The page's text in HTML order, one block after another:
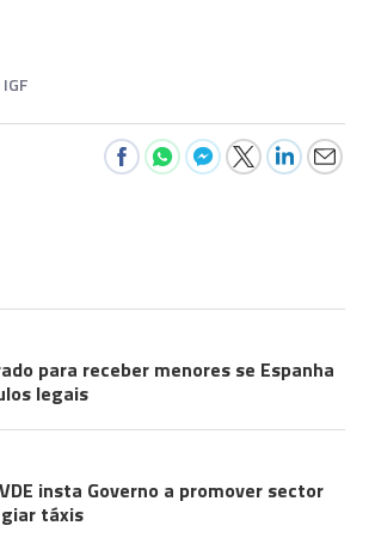
IGF
para receber menores se Espanha
legais
insta Governo a promover sector
táxis